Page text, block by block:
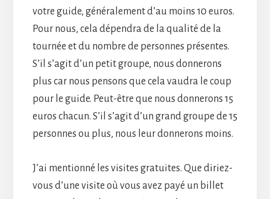
votre guide, généralement d’au moins 10 euros.
Pour nous, cela dépendra de la qualité de la
tournée et du nombre de personnes présentes.
S’il s’agit d’un petit groupe, nous donnerons
plus car nous pensons que cela vaudra le coup
pour le guide. Peut-être que nous donnerons 15
euros chacun. S’il s’agit d’un grand groupe de 15
personnes ou plus, nous leur donnerons moins.
J’ai mentionné les visites gratuites. Que diriez-
vous d’une visite où vous avez payé un billet